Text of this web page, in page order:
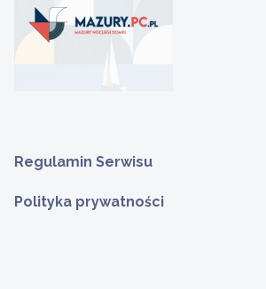
Regulamin Serwisu
Polityka prywatności